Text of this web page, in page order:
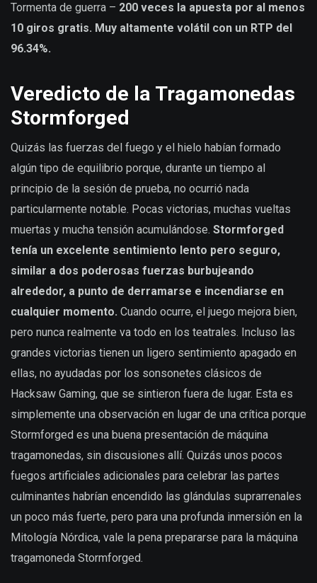
Tormenta de guerra – 200 veces la apuesta por al menos
10 giros gratis. Muy altamente volátil con un RTP del
96.34%.
Veredicto de la Tragamonedas
Stormforged
Quizás las fuerzas del fuego y el hielo habían formado
algún tipo de equilibrio porque, durante un tiempo al
principio de la sesión de prueba, no ocurrió nada
particularmente notable. Pocas victorias, muchas vueltas
muertas y mucha tensión acumulándose. Stormforged
tenía un excelente sentimiento lento pero seguro,
similar a dos poderosas fuerzas burbujeando
alrededor, a punto de derramarse e incendiarse en
cualquier momento. Cuando ocurre, el juego mejora bien,
pero nunca realmente va todo en los teatrales. Incluso las
grandes victorias tienen un ligero sentimiento apagado en
ellas, no ayudadas por los sonsonetes clásicos de
Hacksaw Gaming, que se sintieron fuera de lugar. Esta es
simplemente una observación en lugar de una crítica porque
Stormforged es una buena presentación de máquina
tragamonedas, sin discusiones allí. Quizás unos pocos
fuegos artificiales adicionales para celebrar las partes
culminantes habrían encendido las glándulas suprarrenales
un poco más fuerte, pero para una profunda inmersión en la
Mitología Nórdica, vale la pena prepararse para la máquina
tragamoneda Stormforged.